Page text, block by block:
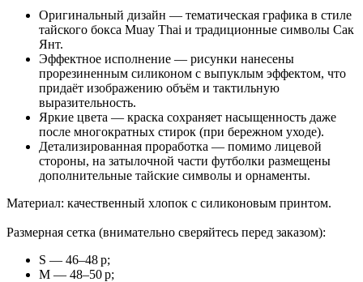
Оригинальный дизайн — тематическая графика в стиле
тайского бокса Muay Thai и традиционные символы Сак
Янт.
Эффектное исполнение — рисунки нанесены
прорезиненным силиконом с выпуклым эффектом, что
придаёт изображению объём и тактильную
выразительность.
Яркие цвета — краска сохраняет насыщенность даже
после многократных стирок (при бережном уходе).
Детализированная проработка — помимо лицевой
стороны, на затылочной части футболки размещены
дополнительные тайские символы и орнаменты.
Материал: качественный хлопок с силиконовым принтом.
Размерная сетка (внимательно сверяйтесь перед заказом):
S — 46–48 р;
M — 48–50 р;